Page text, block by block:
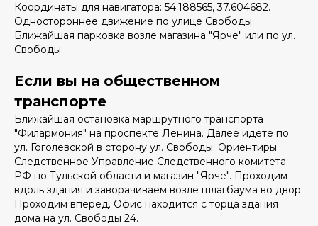
Координаты для навигатора: 54.188565, 37.604682.
Одностороннее движение по улице Свободы.
Ближайшая парковка возле магазина "Ярче" или по ул.
Свободы.
Если вы на общественном
транспорте
Ближайшая остановка маршрутного транспорта
"Филармония" на проспекте Ленина. Далее идете по
ул. Гоголевской в сторону ул. Свободы. Ориентиры:
Следственное Управление Следственного комитета
РФ по Тульской области и магазин "Ярче". Проходим
вдоль здания и заворачиваем возле шлагбаума во двор.
Проходим вперед. Офис находится с торца здания
дома на ул. Свободы 24.